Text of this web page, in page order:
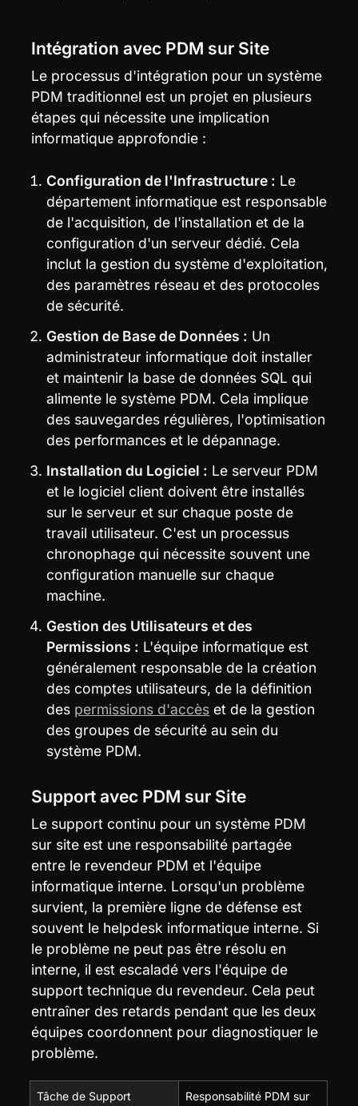
Intégration avec PDM sur Site
Le processus d'intégration pour un système
PDM traditionnel est un projet en plusieurs
étapes qui nécessite une implication
informatique approfondie :
Configuration de l'Infrastructure : Le
département informatique est responsable
de l'acquisition, de l'installation et de la
configuration d'un serveur dédié. Cela
inclut la gestion du système d'exploitation,
des paramètres réseau et des protocoles
de sécurité.
Gestion de Base de Données : Un
administrateur informatique doit installer
et maintenir la base de données SQL qui
alimente le système PDM. Cela implique
des sauvegardes régulières, l'optimisation
des performances et le dépannage.
Installation du Logiciel : Le serveur PDM
et le logiciel client doivent être installés
sur le serveur et sur chaque poste de
travail utilisateur. C'est un processus
chronophage qui nécessite souvent une
configuration manuelle sur chaque
machine.
Gestion des Utilisateurs et des
Permissions : L'équipe informatique est
généralement responsable de la création
des comptes utilisateurs, de la définition
des permissions d'accès et de la gestion
des groupes de sécurité au sein du
système PDM.
Support avec PDM sur Site
Le support continu pour un système PDM
sur site est une responsabilité partagée
entre le revendeur PDM et l'équipe
informatique interne. Lorsqu'un problème
survient, la première ligne de défense est
souvent le helpdesk informatique interne. Si
le problème ne peut pas être résolu en
interne, il est escaladé vers l'équipe de
support technique du revendeur. Cela peut
entraîner des retards pendant que les deux
équipes coordonnent pour diagnostiquer le
problème.
Tâche de Support
Responsabilité PDM sur